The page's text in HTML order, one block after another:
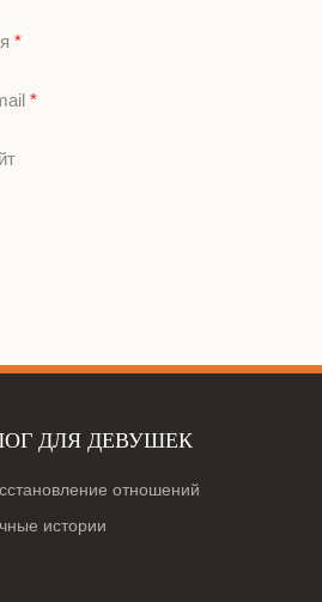
*
*
ДЛЯ ДЕВУШЕК
отношений
истории